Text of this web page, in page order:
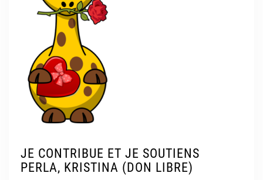
JE CONTRIBUE ET JE SOUTIENS
PERLA, KRISTINA (DON LIBRE)